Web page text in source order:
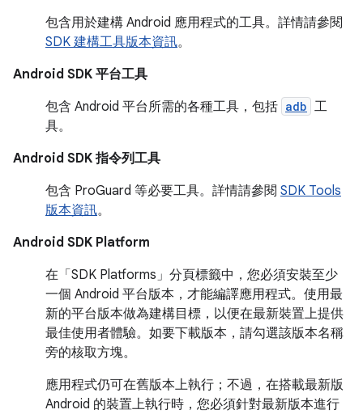
包含用於建構 Android 應用程式的工具。詳情請參閱
SDK 建構工具版本資訊。
Android SDK 平台工具
包含 Android 平台所需的各種工具，包括 adb 工
具。
Android SDK 指令列工具
包含 ProGuard 等必要工具。詳情請參閱 SDK Tools
版本資訊。
Android SDK Platform
在「SDK Platforms」 分頁標籤中，您必須安裝至少
一個 Android 平台版本，才能編譯應用程式。使用最
新的平台版本做為建構目標，以便在最新裝置上提供
最佳使用者體驗。如要下載版本，請勾選該版本名稱
旁的核取方塊。
應用程式仍可在舊版本上執行；不過，在搭載最新版
Android 的裝置上執行時，您必須針對最新版本進行